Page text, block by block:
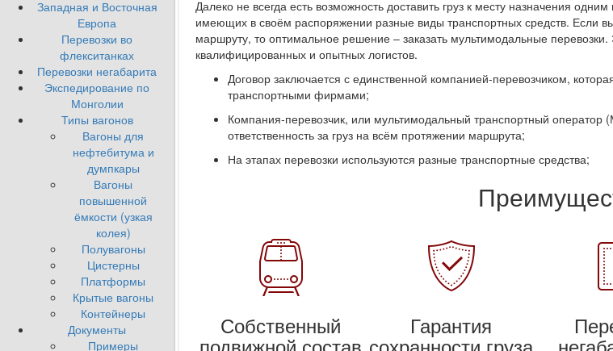
Западная и Восточная
Европа
Перевозки во
флекситанках
Перевозки негабарита
Экспедирование по
Монголии
Типы вагонов
Вагоны для
нефтебитума и
думпкары
Вагоны
повышенной
ёмкости (узкая
колея)
Полувагоны
Цистерны
Платформы
Крытые вагоны
Контейнеры
Документы
Примеры
Далеко не всегда есть возможность доставить груз к месту назначения
имеющих в своём распоряжении разные виды транспортных средств. Если
маршруту, то оптимальное решение – заказать мультимодальные
квалифицированных и опытных логистов.
Договор заключается с единственной компанией-перевозчиком,
транспортными фирмами;
Компания-перевозчик, или мультимодальный транспортный
ответственность за груз на всём протяжении маршрута;
На этапах перевозки используются разные транспортные средства;
Собственный Гарантия